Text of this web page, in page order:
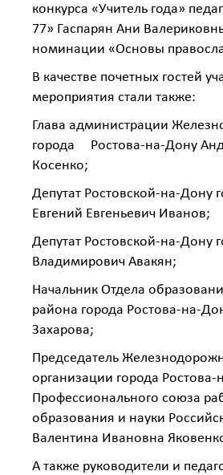
конкурса «Учитель года»
77» Гаспарян Ани
номинации «Основы
В качестве почетных гостей
мероприятия стали также:
Глава администрации
города Ростова-на-Дону
Косенко;
Депутат Ростовской-на-Дону
Евгений Евгеньевич Иванов;
Депутат Ростовской-на-Дону
Владимирович Авакян;
Начальник Отдела
района города Ростова-на-
Захарова;
Председатель
организации города
Профессионального союза
образования и науки
Валентина Ивановна
А также руководители и